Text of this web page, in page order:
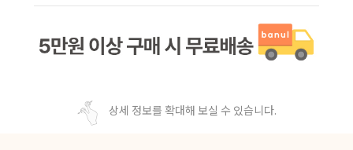
상세 정보를 확대해 보실 수 있습니다.